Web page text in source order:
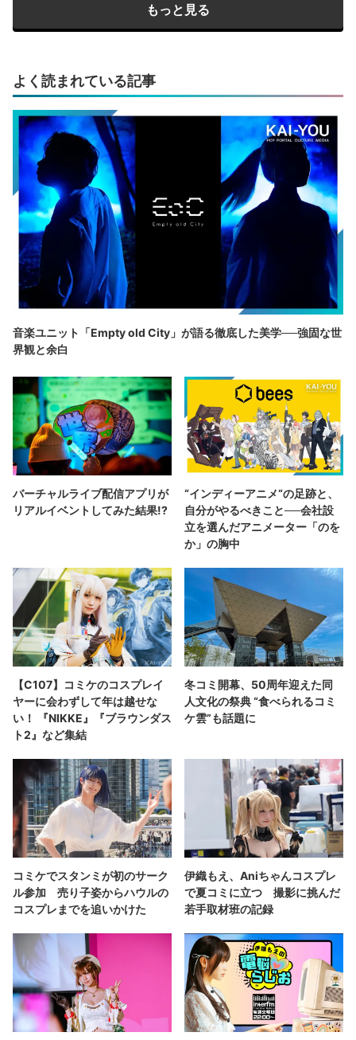
もっと見る
よく読まれている記事
音楽ユニット「Empty old City」が語る徹底した美学──強固な世
界観と余白
バーチャルライブ配信アプリが
リアルイベントしてみた結果!?
“インディーアニメ“の足跡と、
自分がやるべきこと──会社設
立を選んだアニメーター「のを
か」の胸中
【C107】コミケのコスプレイ
ヤーに会わずして年は越せな
い！ 『NIKKE』『ブラウンダス
ト2』など集結
冬コミ開幕、50周年迎えた同
人文化の祭典 “食べられるコミ
ケ雲”も話題に
コミケでスタンミが初のサーク
ル参加 売り子姿からハウルの
コスプレまでを追いかけた
伊織もえ、Aniちゃんコスプレ
で夏コミに立つ 撮影に挑んだ
若手取材班の記録